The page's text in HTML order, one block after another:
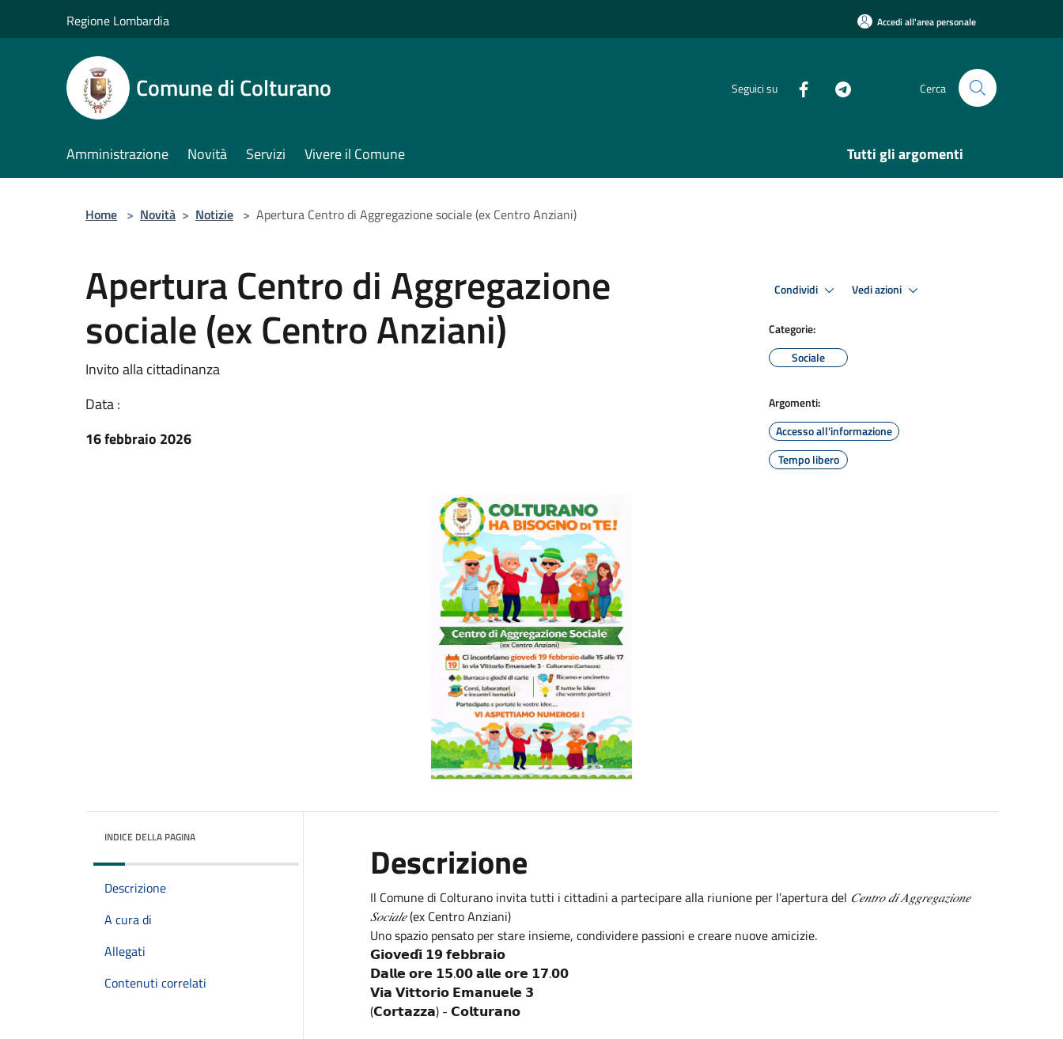
Regione Lombardia Accedi all'area personale
Comune di Colturano Seguici su Cerca
Amministrazione Novità Servizi Vivere il Comune Tutti gli argomenti
Home > Novità > Notizie > Apertura Centro di Aggregazione sociale (ex Centro Anziani)
Apertura Centro di Aggregazione
sociale (ex Centro Anziani)
Invito alla cittadinanza
Data :
16 febbraio 2026
Condividi Vedi azioni
Categorie:
Sociale
Argomenti:
Accesso all'informazione
Tempo libero
INDICE DELLA PAGINA
Descrizione
A cura di
Allegati
Contenuti correlati
Descrizione
Il Comune di Colturano invita tutti i cittadini a partecipare alla riunione per l’apertura del 𝐶𝑒𝑛𝑡𝑟𝑜 𝑑𝑖 𝐴𝑔𝑔𝑟𝑒𝑔𝑎𝑧𝑖𝑜𝑛𝑒
𝑆𝑜𝑐𝑖𝑎𝑙𝑒(ex Centro Anziani)
Uno spazio pensato per stare insieme, condividere passioni e creare nuove amicizie.
𝗚𝗶𝗼𝘃𝗲𝗱𝗶̀ 𝟭𝟵 𝗳𝗲𝗯𝗯𝗿𝗮𝗶𝗼
𝗗𝗮𝗹𝗹𝗲 𝗼𝗿𝗲 𝟭𝟱.𝟬𝟬 𝗮𝗹𝗹𝗲 𝗼𝗿𝗲 𝟭𝟳.𝟬𝟬
𝗩𝗶𝗮 𝗩𝗶𝘁𝘁𝗼𝗿𝗶𝗼 𝗘𝗺𝗮𝗻𝘂𝗲𝗹𝗲 𝟯
(𝗖𝗼𝗿𝘁𝗮𝘇𝘇𝗮) - 𝗖𝗼𝗹𝘁𝘂𝗿𝗮𝗻𝗼